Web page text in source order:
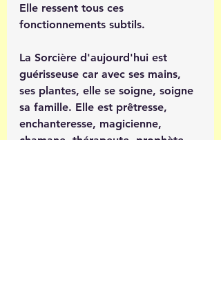
Elle ressent tous ces
fonctionnements subtils.
La Sorcière d'aujourd'hui est
guérisseuse car avec ses mains,
ses plantes, elle se soigne, soigne
sa famille. Elle est prêtresse,
enchanteresse, magicienne,
chamane, thérapeute, prophète.